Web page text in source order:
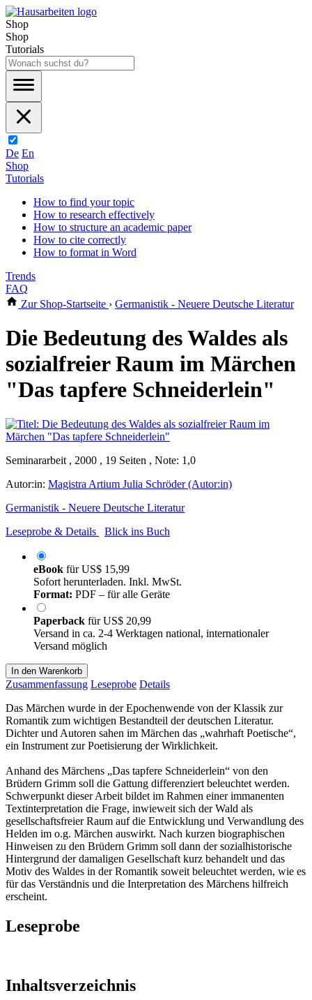
Shop
Shop
Tutorials
De En
Shop
Tutorials
How to find your topic
How to research effectively
How to structure an academic paper
How to cite correctly
How to format in Word
Trends
FAQ
Zur Shop-Startseite › Germanistik - Neuere Deutsche Literatur
Die Bedeutung des Waldes als
sozialfreier Raum im Märchen
"Das tapfere Schneiderlein"
Seminararbeit , 2000 , 19 Seiten , Note: 1,0
Autor:in: Magistra Artium Julia Schröder (Autor:in)
Germanistik - Neuere Deutsche Literatur
Leseprobe & Details
Blick ins Buch
eBook fürUS$ 15,99
Sofort herunterladen. Inkl. MwSt.
Format: PDF – für alle Geräte
Paperback fürUS$ 20,99
Versand in ca. 2-4 Werktagen national, internationaler
Versand möglich
In den Warenkorb
Zusammenfassung Leseprobe Details
Das Märchen wurde in der Epochenwende von der Klassik zur
Romantik zum wichtigen Bestandteil der deutschen Literatur.
Dichter und Autoren sahen im Märchen das „wahrhaft Poetische“,
ein Instrument zur Poetisierung der Wirklichkeit.
Anhand des Märchens „Das tapfere Schneiderlein“ von den
Brüdern Grimm soll die Gattung differenziert beleuchtet werden.
Schwerpunkt dieser Arbeit bildet im Rahmen einer immanenten
Textinterpretation die Frage, inwieweit sich der Wald als
gesellschaftsfreier Raum auf die Entwicklung und Verwandlung des
Helden im o.g. Märchen auswirkt. Nach kurzen biographischen
Hinweisen zu den Brüdern Grimm soll dann der sozialhistorische
Hintergrund der damaligen Gesellschaft kurz behandelt und das
Motiv des Waldes in der Romantik soweit beleuchtet werden, wie es
für das Verständnis und die Interpretation des Märchens hilfreich
erscheint.
Leseprobe
Inhaltsverzeichnis